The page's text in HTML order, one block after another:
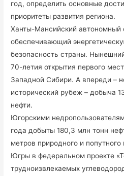
год, определить основные
приоритеты развития региона.
Ханты-Мансийский автономный
обеспечивающий
безопасность страны.
70-летия открытия первого
Западной Сибири. А впереди –
исторический рубеж – добыча
нефти.
Югорскими
года добыты 180,3 млн тонн
метров природного и попутного
Югры в федеральном проекте
трудноизвлекаемых